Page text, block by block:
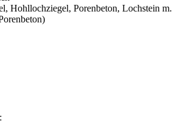
Hohllochziegel, Porenbeton, Lochstein m.